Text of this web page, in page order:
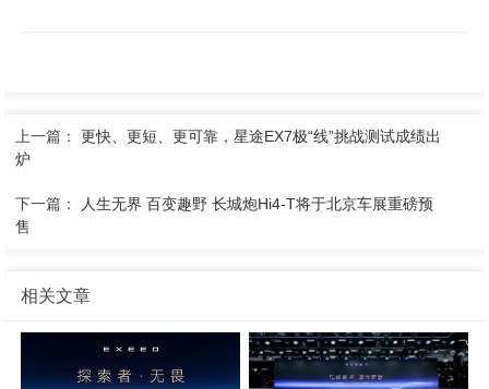
上一篇：更快、更短、更可靠，星途EX7极“线”挑战测试成绩出
炉
下一篇：
人生无界 百变趣野 长城炮Hi4-T将于北京车展重磅预
售
相关文章